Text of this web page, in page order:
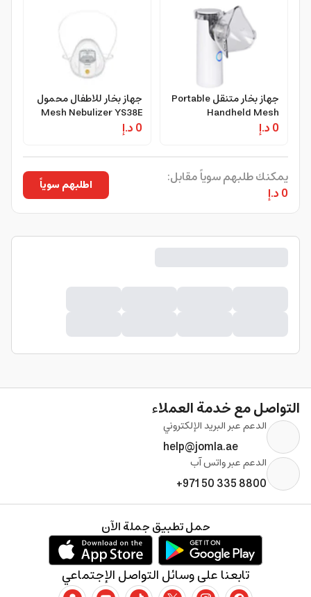
جهاز بخار متنقل Portable
Handheld Mesh
Nebulizer
0 د.إ
جهاز بخار للاطفال محمول
Mesh Nebulizer YS38E
for Adult & Baby
0 د.إ
يمكنك طلبهم سوياً مقابل:
0 د.إ
اطلبهم سوياً
التواصل مع خدمة العملاء
الدعم عبر البريد الإلكتروني
help@jomla.ae
الدعم عبر واتس آب
+971 50 335 8800
تابعنا على وسائل التواصل الإجتماعي
حمل تطبيق جملة الآن